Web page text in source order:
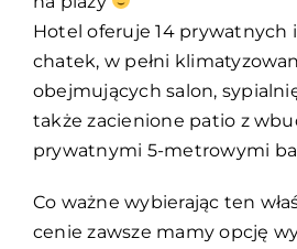
Hotel oferuje 14 prywatnych
chatek, w pełni
obejmujących salon,
także zacienione patio z
prywatnymi 5-metrowymi
Co ważne wybierając ten
cenie zawsze mamy opcję